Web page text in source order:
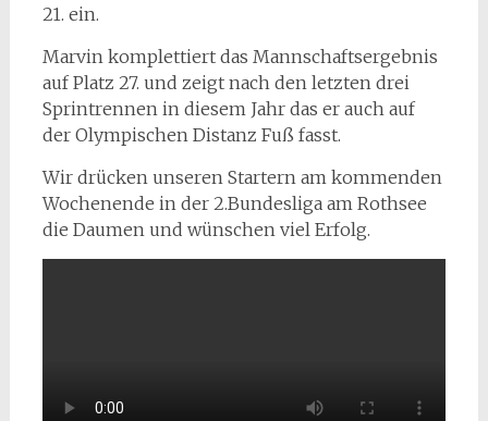
21. ein.
Marvin komplettiert das Mannschaftsergebnis
auf Platz 27. und zeigt nach den letzten drei
Sprintrennen in diesem Jahr das er auch auf
der Olympischen Distanz Fuß fasst.
Wir drücken unseren Startern am kommenden
Wochenende in der 2.Bundesliga am Rothsee
die Daumen und wünschen viel Erfolg.